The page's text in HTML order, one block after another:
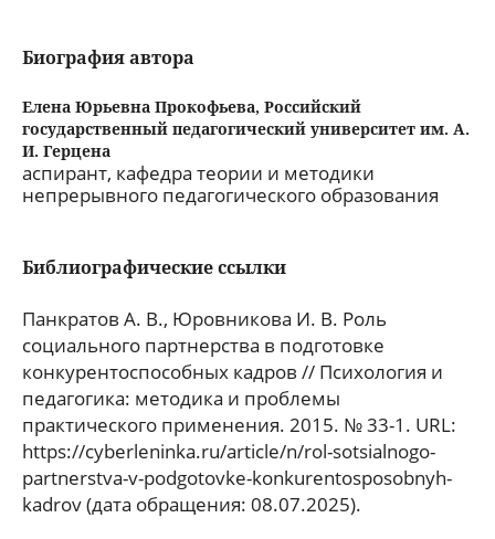
Биография автора
Елена Юрьевна Прокофьева, Российский
государственный педагогический университет им. А.
И. Герцена
аспирант, кафедра теории и методики
непрерывного педагогического образования
Библиографические ссылки
Панкратов А. В., Юровникова И. В. Роль
социального партнерства в подготовке
конкурентоспособных кадров // Психология и
педагогика: методика и проблемы
практического применения. 2015. № 33-1. URL:
https://cyberleninka.ru/article/n/rol-sotsialnogo-
partnerstva-v-podgotovke-konkurentosposobnyh-
kadrov (дата обращения: 08.07.2025).